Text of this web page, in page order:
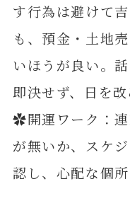
す行為は避けて
も、預金・土地
いほうが良い。
即決せず、日を
✿開運ワーク：
が無いか、スケ
認し、心配な個